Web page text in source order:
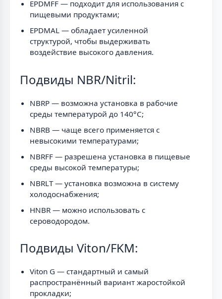
EPDMFF — подходит для использования с
пищевыми продуктами;
EPDMAL — обладает усиленной
структурой, чтобы выдерживать
воздействие высокого давления.
Подвиды NBR/Nitril:
NBRP — возможна установка в рабочие
среды температурой до 140°C;
NBRB — чаще всего применяется с
невысокими температурами;
NBRFF — разрешена установка в пищевые
среды высокой температуры;
NBRLT — установка возможна в систему
холодоснабжения;
HNBR — можно использовать с
сероводородом.
Подвиды Viton/FKM:
Viton G — стандартный и самый
распространённый вариант жаростойкой
прокладки;